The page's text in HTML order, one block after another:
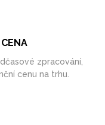
zpracování,
cenu na trhu.